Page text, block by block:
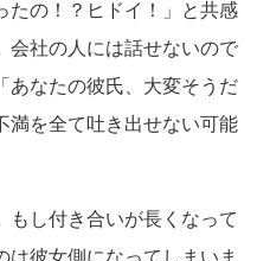
たの！？ヒドイ！」と共感
会社の人には話せないので
あなたの彼氏、大変そうだ
満を全て吐き出せない可能
もし付き合いが長くなって
彼女側になってしまいま